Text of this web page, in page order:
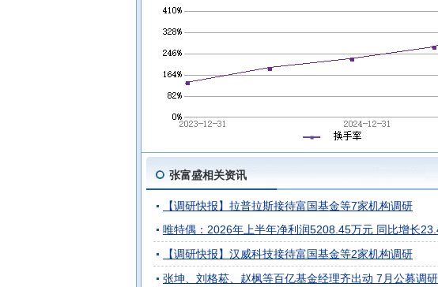
张富盛相关资讯
【调研快报】拉普拉斯接待富国基金等7家机构调研
唯特偶：2026年上半年净利润5208.45万元 同比增长
【调研快报】汉威科技接待富国基金等2家机构调研
张坤、刘格菘、赵枫等百亿基金经理齐出动 7月公募调